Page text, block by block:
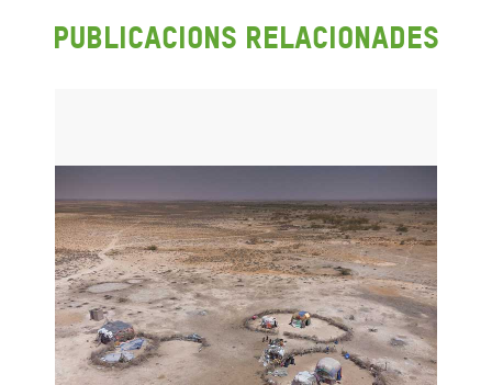
Publicacions Relacionades